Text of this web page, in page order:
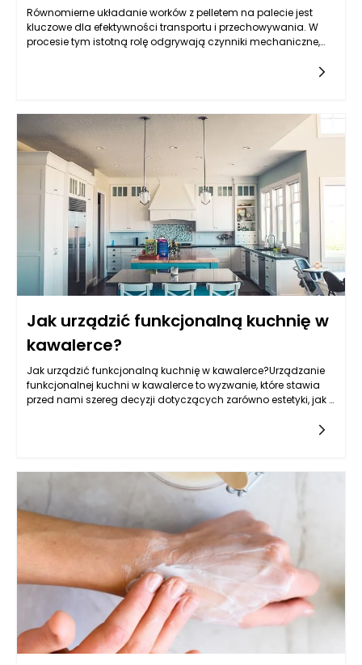
Równomierne układanie worków z pelletem na palecie jest
kluczowe dla efektywności transportu i przechowywania. W
procesie tym istotną rolę odgrywają czynniki mechaniczne,
szybkim napełnianiu, mają znaczący wpływ na ten proces.
Odpowiednia kalibracja maszyn oraz rodzaj
wykorzystywanego materiału, z którego wykonane są worki,
mogą podnieść stabilność ładunku na palecie oraz ochronić
zawartość przed ewentualnymi uszkodzeniami.
Jak urządzić funkcjonalną kuchnię w
kawalerce?
Jak urządzić funkcjonalną kuchnię w kawalerce?Urządzanie
funkcjonalnej kuchni w kawalerce to wyzwanie, które stawia
przed nami szereg decyzji dotyczących zarówno estetyki, jak i